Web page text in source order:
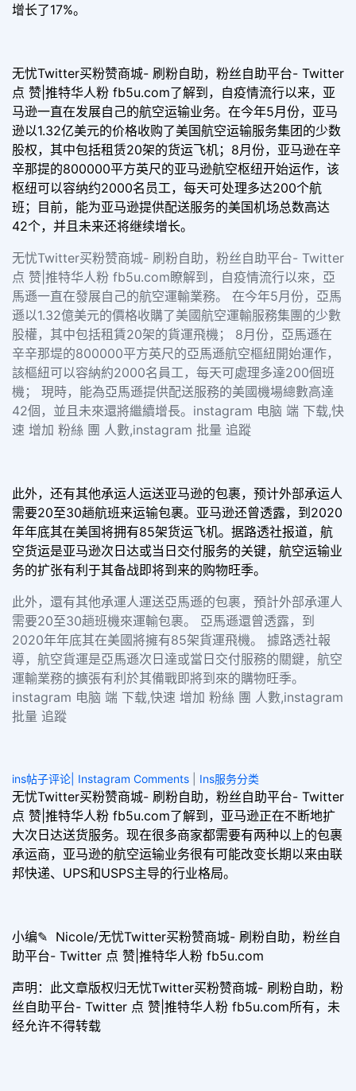
增长了17%。
无忧Twitter买粉赞商城- 刷粉自助，粉丝自助平台- Twitter
点 赞|推特华人粉 fb5u.com了解到，自疫情流行以来，亚
马逊一直在发展自己的航空运输业务。在今年5月份，亚马
逊以1.32亿美元的价格收购了美国航空运输服务集团的少数
股权，其中包括租赁20架的货运飞机；8月份，亚马逊在辛
辛那提的800000平方英尺的亚马逊航空枢纽开始运作，该
枢纽可以容纳约2000名员工，每天可处理多达200个航
班；目前，能为亚马逊提供配送服务的美国机场总数高达
42个，并且未来还将继续增长。
无忧Twitter买粉赞商城- 刷粉自助，粉丝自助平台- Twitter
点 赞|推特华人粉 fb5u.com瞭解到，自疫情流行以來，亞
馬遜一直在發展自己的航空運輸業務。 在今年5月份，亞馬
遜以1.32億美元的價格收購了美國航空運輸服務集團的少數
股權，其中包括租賃20架的貨運飛機； 8月份，亞馬遜在
辛辛那堤的800000平方英尺的亞馬遜航空樞紐開始運作，
該樞紐可以容納約2000名員工，每天可處理多達200個班
機； 現時，能為亞馬遜提供配送服務的美國機場總數高達
42個，並且未來還將繼續增長。instagram 电脑 端 下载,快
速 增加 粉絲 團 人數,instagram 批量 追蹤
此外，还有其他承运人运送亚马逊的包裹，预计外部承运人
需要20至30趟航班来运输包裹。亚马逊还曾透露，到2020
年年底其在美国将拥有85架货运飞机。据路透社报道，航
空货运是亚马逊次日达或当日交付服务的关键，航空运输业
务的扩张有利于其备战即将到来的购物旺季。
此外，還有其他承運人運送亞馬遜的包裹，預計外部承運人
需要20至30趟班機來運輸包裹。 亞馬遜還曾透露，到
2020年年底其在美國將擁有85架貨運飛機。 據路透社報
導，航空貨運是亞馬遜次日達或當日交付服務的關鍵，航空
運輸業務的擴張有利於其備戰即將到來的購物旺季。
instagram 电脑 端 下载,快速 增加 粉絲 團 人數,instagram
批量 追蹤
ins帖子评论| Instagram Comments Ins服务分类
无忧Twitter买粉赞商城- 刷粉自助，粉丝自助平台- Twitter
点 赞|推特华人粉 fb5u.com了解到，亚马逊正在不断地扩
大次日达送货服务。现在很多商家都需要有两种以上的包裹
承运商，亚马逊的航空运输业务很有可能改变长期以来由联
邦快递、UPS和USPS主导的行业格局。
小编✎ Nicole/无忧Twitter买粉赞商城- 刷粉自助，粉丝自
助平台- Twitter 点 赞|推特华人粉 fb5u.com
声明：此文章版权归无忧Twitter买粉赞商城- 刷粉自助，粉
丝自助平台- Twitter 点 赞|推特华人粉 fb5u.com所有，未
经允许不得转载